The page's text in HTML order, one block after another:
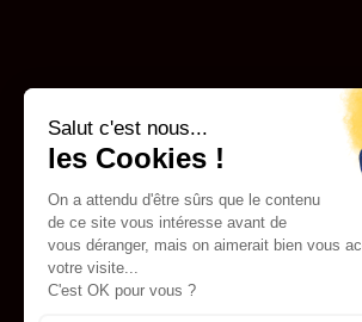
Le Groupe
On parle de nous